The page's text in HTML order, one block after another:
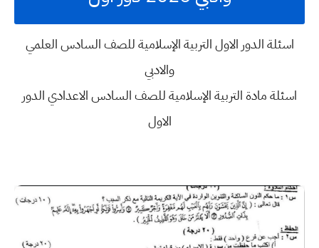
اسئلة الدور الاول التربية الإسلامية للصف السادس العلمي
والادبي
اسئلة مادة التربية الإسلامية للصف السادس الاعدادي الدور
الاول